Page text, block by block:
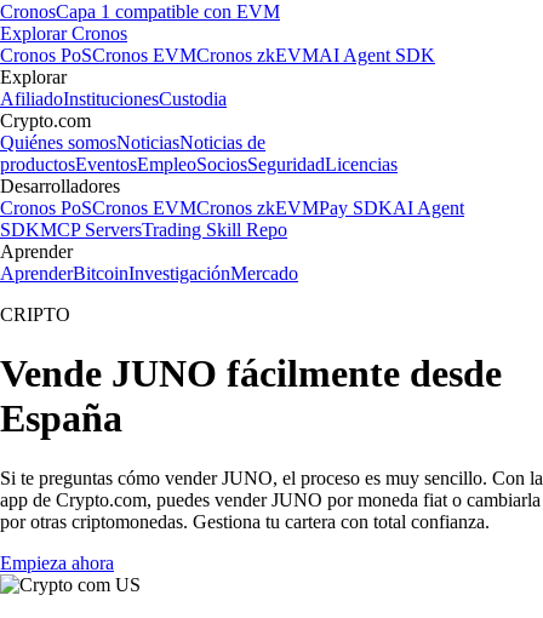
CronosCapa 1 compatible con EVM
Explorar Cronos
Cronos PoSCronos EVMCronos zkEVMAI Agent SDK
Explorar
AfiliadoInstitucionesCustodia
Crypto.com
Quiénes somosNoticiasNoticias de
productosEventosEmpleoSociosSeguridadLicencias
Desarrolladores
Cronos PoSCronos EVMCronos zkEVMPay SDKAI Agent
SDKMCP ServersTrading Skill Repo
Aprender
AprenderBitcoinInvestigaciónMercado
CRIPTO
Vende JUNO fácilmente desde
España
Si te preguntas cómo vender JUNO, el proceso es muy sencillo. Con la
app de Crypto.com, puedes vender JUNO por moneda fiat o cambiarla
por otras criptomonedas. Gestiona tu cartera con total confianza.
Empieza ahora